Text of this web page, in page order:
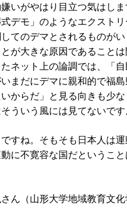
いがやはり目立つ気はし
デモ」のようなエクスト
てのデマとされるものが
が大きな原因であること
ネット上の論調では、「
まだにデマに親和的で福
からだ」と見る向きも少な
ういう風には見てないです
すね。そもそも日本人は
に不寛容な国だということ
ん（山形大学地域教育文化